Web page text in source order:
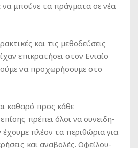
μπούνε τα πράγματα σε νέα
και τις μεθοδεύσεις
επικρατήσει στον Ενιαίο
να προχωρήσουμε στο
καθαρό προς κάθε
πρέπει όλοι να συνειδη-
έχουμε πλέον τα περιθώρια για
και αναβολές. Οφείλου-